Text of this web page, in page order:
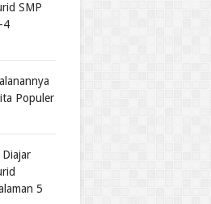
SMP
Populer
Diajar
5